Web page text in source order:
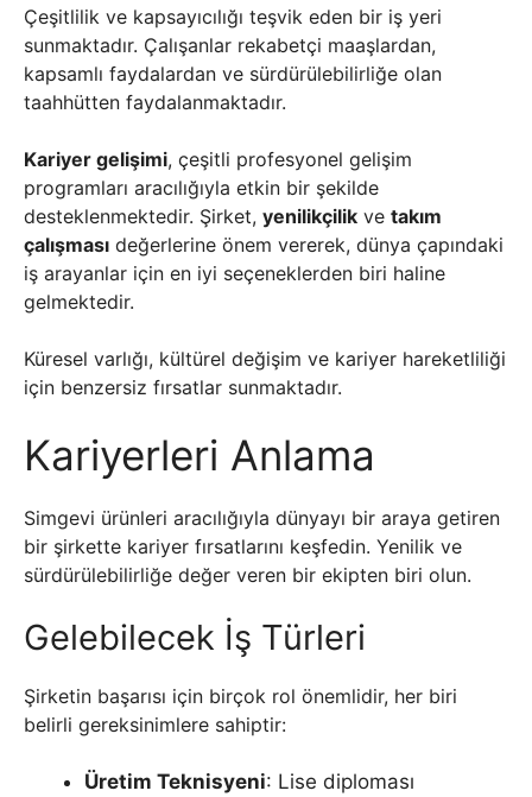
Çeşitlilik ve kapsayıcılığı teşvik eden bir iş yeri
sunmaktadır. Çalışanlar rekabetçi maaşlardan,
kapsamlı faydalardan ve sürdürülebilirliğe olan
taahhütten faydalanmaktadır.
Kariyer gelişimi, çeşitli profesyonel gelişim
programları aracılığıyla etkin bir şekilde
desteklenmektedir. Şirket, yenilikçilik ve takım
çalışması değerlerine önem vererek, dünya çapındaki
iş arayanlar için en iyi seçeneklerden biri haline
gelmektedir.
Küresel varlığı, kültürel değişim ve kariyer hareketliliği
için benzersiz fırsatlar sunmaktadır.
Kariyerleri Anlama
Simgevi ürünleri aracılığıyla dünyayı bir araya getiren
bir şirkette kariyer fırsatlarını keşfedin. Yenilik ve
sürdürülebilirliğe değer veren bir ekipten biri olun.
Gelebilecek İş Türleri
Şirketin başarısı için birçok rol önemlidir, her biri
belirli gereksinimlere sahiptir:
Üretim Teknisyeni: Lise diploması